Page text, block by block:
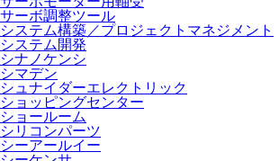
サーボ調整ツール
システム構築／プロジェクトマネジメント
システム開発
シナノケンシ
シマデン
シュナイダーエレクトリック
ショッピングセンター
ショールーム
シリコンパーツ
シーアールイー